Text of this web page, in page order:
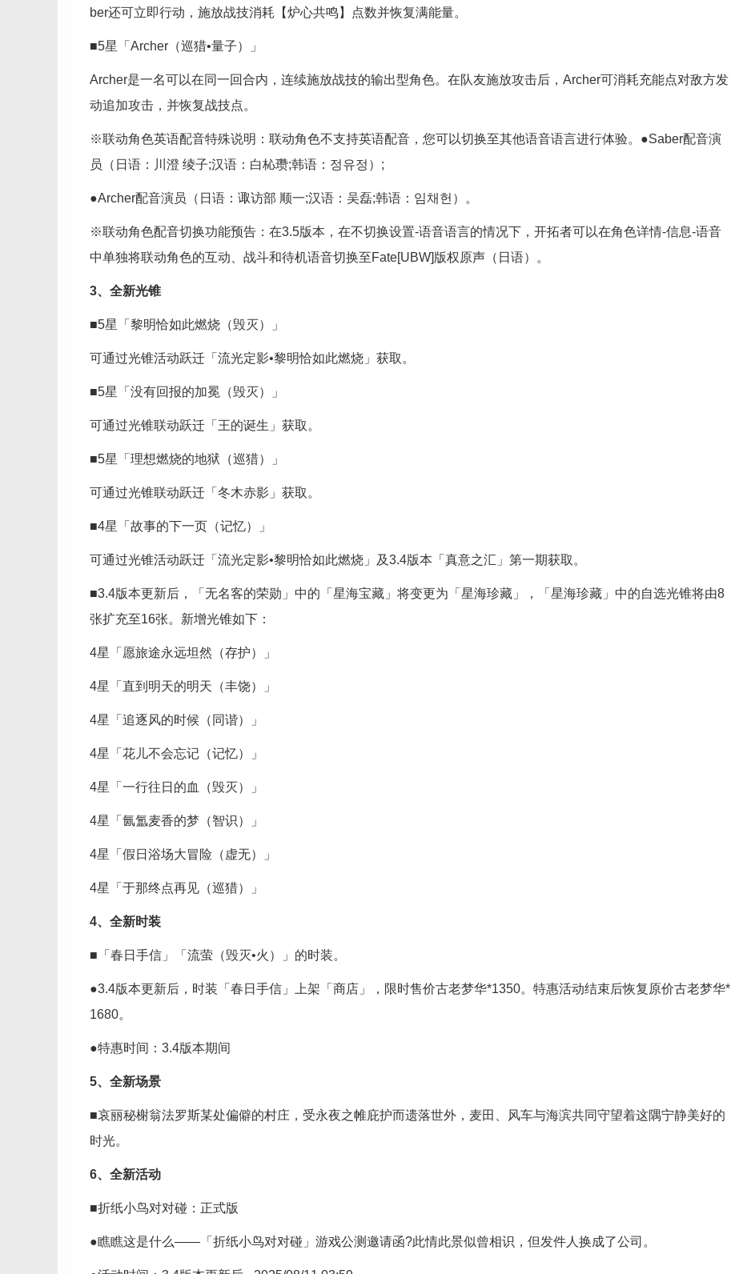
ber还可立即行动，施放战技消耗【炉心共鸣】点数并恢复满能量。
■5星「Archer（巡猎•量子）」
Archer是一名可以在同一回合内，连续施放战技的输出型角色。在队友施放攻击后，Archer可消耗充能点对敌方发
动追加攻击，并恢复战技点。
※联动角色英语配音特殊说明：联动角色不支持英语配音，您可以切换至其他语音语言进行体验。●Saber配音演
员（日语：川澄 绫子;汉语：白杺瓒;韩语：정유정）;
●Archer配音演员（日语：诹访部 顺一;汉语：吴磊;韩语：임채헌）。
※联动角色配音切换功能预告：在3.5版本，在不切换设置-语音语言的情况下，开拓者可以在角色详情-信息-语音
中单独将联动角色的互动、战斗和待机语音切换至Fate[UBW]版权原声（日语）。
3、全新光锥
■5星「黎明恰如此燃烧（毁灭）」
可通过光锥活动跃迁「流光定影•黎明恰如此燃烧」获取。
■5星「没有回报的加冕（毁灭）」
可通过光锥联动跃迁「王的诞生」获取。
■5星「理想燃烧的地狱（巡猎）」
可通过光锥联动跃迁「冬木赤影」获取。
■4星「故事的下一页（记忆）」
可通过光锥活动跃迁「流光定影•黎明恰如此燃烧」及3.4版本「真意之汇」第一期获取。
■3.4版本更新后，「无名客的荣勋」中的「星海宝藏」将变更为「星海珍藏」，「星海珍藏」中的自选光锥将由8
张扩充至16张。新增光锥如下：
4星「愿旅途永远坦然（存护）」
4星「直到明天的明天（丰饶）」
4星「追逐风的时候（同谐）」
4星「花儿不会忘记（记忆）」
4星「一行往日的血（毁灭）」
4星「氤氲麦香的梦（智识）」
4星「假日浴场大冒险（虚无）」
4星「于那终点再见（巡猎）」
4、全新时装
■「春日手信」「流萤（毁灭•火）」的时装。
●3.4版本更新后，时装「春日手信」上架「商店」，限时售价古老梦华*1350。特惠活动结束后恢复原价古老梦华*
1680。
●特惠时间：3.4版本期间
5、全新场景
■哀丽秘榭翁法罗斯某处偏僻的村庄，受永夜之帷庇护而遗落世外，麦田、风车与海滨共同守望着这隅宁静美好的
时光。
6、全新活动
■折纸小鸟对对碰：正式版
●瞧瞧这是什么——「折纸小鸟对对碰」游戏公测邀请函?此情此景似曾相识，但发件人换成了公司。